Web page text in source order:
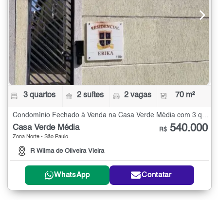
3 quartos 2 suítes 2 vagas 70 m²
Casa Verde Média
Zona Norte - São Paulo
R Wilma de Oliveira Vieira
R$ 540.000
WhatsApp Contatar